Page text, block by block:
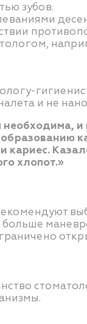
зубов.
и не
и
кариес.
хлопот.»